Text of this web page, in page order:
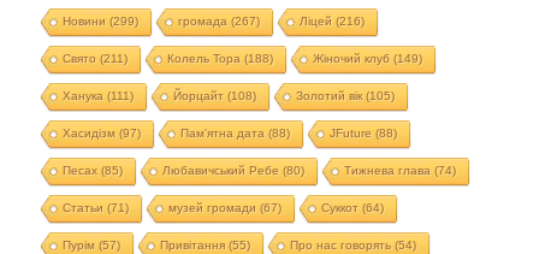
Новини (299) громада (267) Ліцей (216)
Свято (211) Колель Тора (188) Жіночий клуб (149)
Ханука (111) Йорцайт (108) Золотий вік(105)
Хасидізм (97) Пам'ятна дата (88) JFuture (88)
Песах(85) Любавичський Ребе (80) Тижнева глава (74)
Статьи (71) музей громади (67) Суккот (64)
Пурім (57) Привітання(55) Про нас говорять(54)